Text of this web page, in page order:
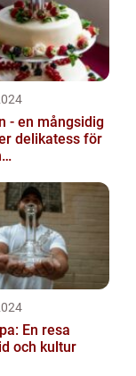
- en mångsidig
delikatess för
En resa
och kultur